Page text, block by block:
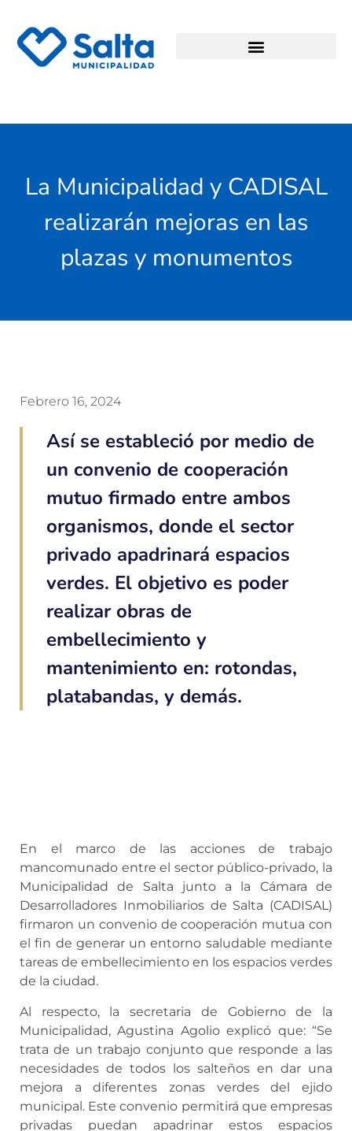
La Municipalidad y CADISAL
realizarán mejoras en las
plazas y monumentos
Febrero 16, 2024
Así se estableció por medio de
un convenio de cooperación
mutuo firmado entre ambos
organismos, donde el sector
privado apadrinará espacios
verdes. El objetivo es poder
realizar obras de
embellecimiento y
mantenimiento en: rotondas,
platabandas, y demás.
En el marco de las acciones de trabajo
mancomunado entre el sector público-privado, la
Municipalidad de Salta junto a la Cámara de
Desarrolladores Inmobiliarios de Salta (CADISAL)
firmaron un convenio de cooperación mutua con
el fin de generar un entorno saludable mediante
tareas de embellecimiento en los espacios verdes
de la ciudad.
Al respecto, la secretaria de Gobierno de la
Municipalidad, Agustina Agolio explicó que: “Se
trata de un trabajo conjunto que responde a las
necesidades de todos los salteños en dar una
mejora a diferentes zonas verdes del ejido
municipal. Este convenio permitirá que empresas
privadas puedan apadrinar estos espacios